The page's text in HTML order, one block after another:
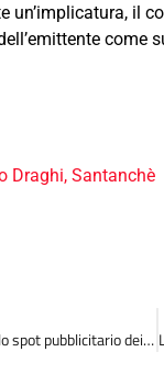
un’implicatura, il
Draghi, Santanchè
L’implicito della settimana: il “non detto” nello spot pubblicitario dei surgelati Frosta